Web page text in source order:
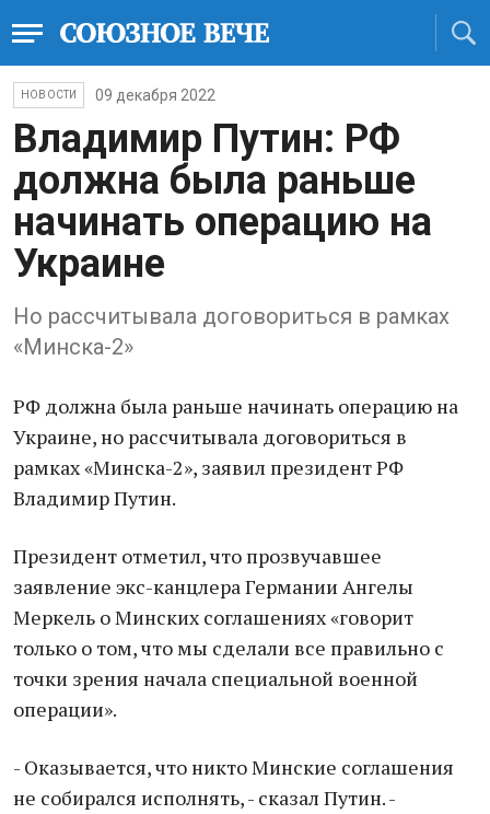
НОВОСТИ 09 декабря 2022
Владимир Путин: РФ
должна была раньше
начинать операцию на
Украине
Но рассчитывала договориться в рамках
«Минска-2»
РФ должна была раньше начинать операцию на
Украине, но рассчитывала договориться в
рамках «Минска-2», заявил президент РФ
Владимир Путин.
Президент отметил, что прозвучавшее
заявление экс-канцлера Германии Ангелы
Меркель о Минских соглашениях «говорит
только о том, что мы сделали все правильно с
точки зрения начала специальной военной
операции».
- Оказывается, что никто Минские соглашения
не собирался исполнять, - сказал Путин. -